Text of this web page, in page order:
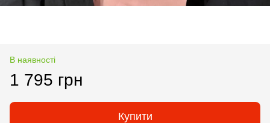
В наявності
1 795 грн
Купити